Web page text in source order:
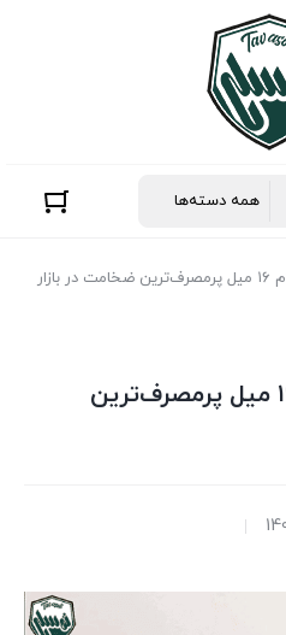
/ چرا ورق ام‌دی‌اف خام ۱۶ میل پرمصرف‌ترین ضخامت در بازار
چرا ورق ام‌دی‌اف خام ۱۶ میل پرمصرف‌ترین